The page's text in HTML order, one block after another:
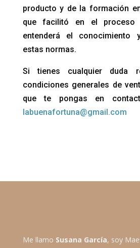
producto y de la formación
que facilitó en el proceso
entenderá el conocimiento
estas normas.
Si tienes cualquier duda
condiciones generales de
que te pongas en
labuenafortuna@gmail.com
Me llamo Susana García, soy